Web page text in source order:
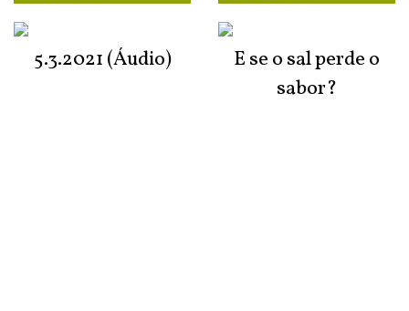
5.3.2021 (Áudio)
E se o sal perde o
sabor?